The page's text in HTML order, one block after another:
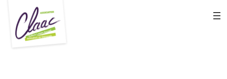
contenu